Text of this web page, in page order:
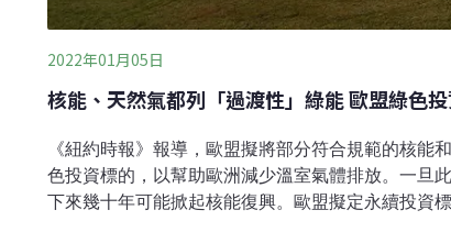
2022年01月05日
核能、天然氣都列「過渡性」綠能 歐盟綠色
《紐約時報》報導，歐盟擬將部分符合規範的核能
色投資標的，以幫助歐洲減少溫室氣體排放。一旦
下來幾十年可能掀起核能復興。歐盟擬定永續投資